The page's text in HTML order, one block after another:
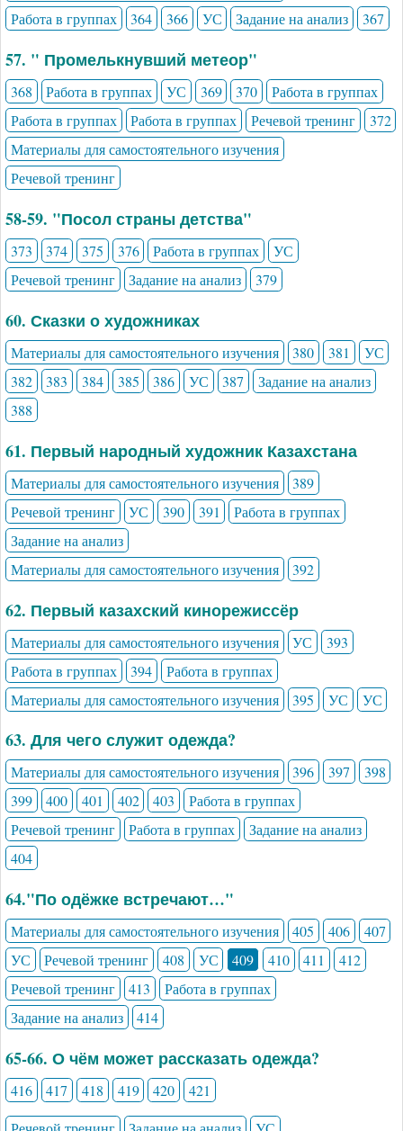
Работа в группах
364 366 УС Задание на анализ 367
57. " Промелькнувший метеор"
368 Работа в группах УС 369 370
Работа в группах
Работа в группах
Работа в группах Речевой тренинг
372
Материалы для самостоятельного изучения
Речевой тренинг
58-59. "Посол страны детства"
373 374 375 376 Работа в группах
УС
Речевой тренинг
Задание на анализ 379
60. Сказки о художниках
Материалы для самостоятельного изучения 380 381
УС
382
383 384 385 386 УС 387
Задание на анализ
388
61. Первый народный художник Казахстана
Материалы для самостоятельного изучения
389
Речевой тренинг
УС 390 391
Работа в группах
Задание на анализ
Материалы для самостоятельного изучения
392
62. Первый казахский кинорежиссёр
Материалы для самостоятельного изучения УС
393
Работа в группах
394
Работа в группах
Материалы для самостоятельного изучения
395 УС УС
63. Для чего служит одежда?
Материалы для самостоятельного изучения 396 397
398
399
400 401 402 403
Работа в группах
Речевой тренинг
Работа в группах
Задание на анализ
404
64."По одёжке встречают…"
Материалы для самостоятельного изучения 405 406
407
УС
Речевой тренинг 408 УС 409 410 411
412
Речевой тренинг
413
Работа в группах
Задание на анализ
414
65-66. О чём может рассказать одежда?
416 417 418 419 420
421